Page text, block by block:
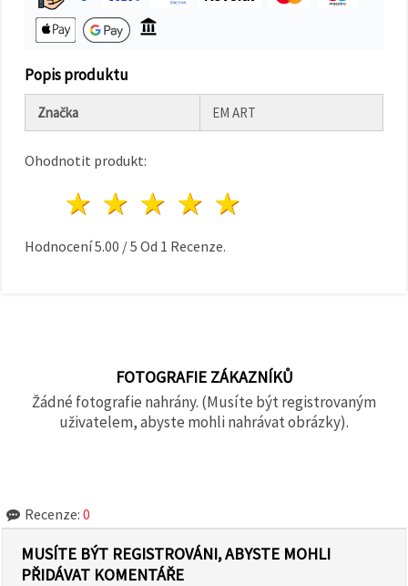
Popis produktu
Značka EM ART
Ohodnotit produkt:
4 hvězdy
3 hvězdy
2 hvězdy
1 hvězda
Hodnocení5.00 /5 Od 1 Recenze.
FOTOGRAFIE ZÁKAZNÍKŮ
Žádné fotografie nahrány. (Musíte být registrovaným
uživatelem, abyste mohli nahrávat obrázky).
Recenze: 0
MUSÍTE BÝT REGISTROVÁNI, ABYSTE MOHLI
PŘIDÁVAT KOMENTÁŘE